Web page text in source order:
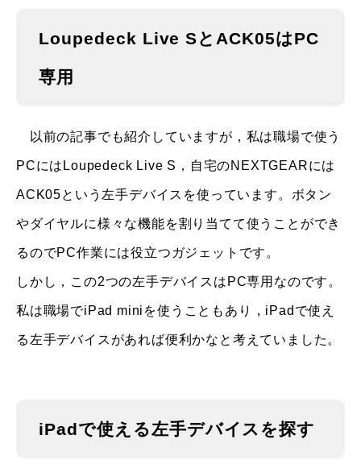
Loupedeck Live SとACK05はPC
専用
以前の記事でも紹介していますが，私は職場で使う
PCにはLoupedeck Live S，自宅のNEXTGEARには
ACK05という左手デバイスを使っています。ボタン
やダイヤルに様々な機能を割り当てて使うことができ
るのでPC作業には役立つガジェットです。
しかし，この2つの左手デバイスはPC専用なのです。
私は職場でiPad miniを使うこともあり，iPadで使え
る左手デバイスがあれば便利かなと考えていました。
iPadで使える左手デバイスを探す